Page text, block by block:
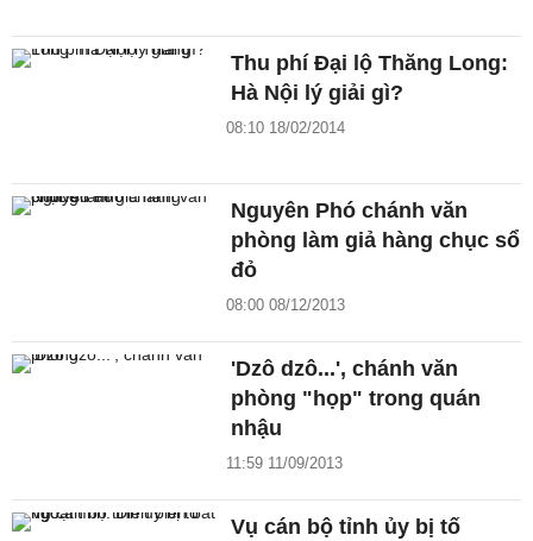
Thu phí Đại lộ Thăng Long:
Hà Nội lý giải gì?
08:10 18/02/2014
Nguyên Phó chánh văn
phòng làm giả hàng chục sổ
đỏ
08:00 08/12/2013
'Dzô dzô...', chánh văn
phòng "họp" trong quán
nhậu
11:59 11/09/2013
Vụ cán bộ tỉnh ủy bị tố